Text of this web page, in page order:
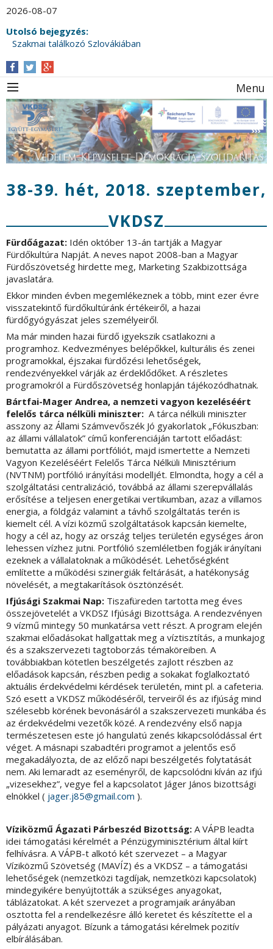
2026-08-07
Utolsó bejegyzés:
Szakmai találkozó Szlovákiában
Menu
38-39. hét, 2018. szeptember,
VKDSZ
Fürdőágazat: Idén október 13-án tartják a Magyar
Fürdőkultúra Napját. A neves napot 2008-ban a Magyar
Fürdőszövetség hirdette meg, Marketing Szakbizottsága
javaslatára.
Ekkor minden évben megemlékeznek a több, mint ezer évre
visszatekintő fürdőkultúránk értékeiről, a hazai
fürdőgyógyászat jeles személyeiről.
Ma már minden hazai fürdő igyekszik csatlakozni a
programhoz. Kedvezményes belépőkkel, kulturális és zenei
programokkal, éjszakai fürdőzési lehetőségek,
rendezvényekkel várják az érdeklődőket. A részletes
programokról a Fürdőszövetség honlapján tájékozódhatnak.
Bártfai-Mager Andrea, a nemzeti vagyon kezeléséért
felelős tárca nélküli miniszter: A tárca nélküli miniszter
asszony az Állami Számvevőszék Jó gyakorlatok „Fókuszban:
az állami vállalatok” című konferenciáján tartott előadást:
bemutatta az állami portfóliót, majd ismertette a Nemzeti
Vagyon Kezeléséért Felelős Tárca Nélküli Minisztérium
(NVTNM) portfólió irányítási modelljét. Elmondta, hogy a cél a
szolgáltatási centralizáció, továbbá az állami szerepvállalás
erősítése a teljesen energetikai vertikumban, azaz a villamos
energia, a földgáz valamint a távhő szolgáltatás terén is
kiemelt cél. A vízi közmű szolgáltatások kapcsán kiemelte,
hogy a cél az, hogy az ország teljes területén egységes áron
lehessen vízhez jutni. Portfólió szemléletben fogják irányítani
ezeknek a vállalatoknak a működését. Lehetőségként
említette a működési szinergiák feltárását, a hatékonyság
növelését, a megtakarítások ösztönzését.
Ifjúsági Szakmai Nap: Tiszafüreden tartotta meg éves
összejövetelét a VKDSZ Ifjúsági Bizottsága. A rendezvényen
9 vízmű mintegy 50 munkatársa vett részt. A program elején
szakmai előadásokat hallgattak meg a víztisztítás, a munkajog
és a szakszervezeti tagtoborzás témaköreiben. A
továbbiakban kötetlen beszélgetés zajlott részben az
előadások kapcsán, részben pedig a sokakat foglalkoztató
aktuális érdekvédelmi kérdések területén, mint pl. a cafeteria.
Szó esett a VKDSZ működéséről, terveiről és az ifjúság mind
szélesebb körének bevonásáról a szakszervezeti munkába és
az érdekvédelmi vezetők közé. A rendezvény első napja
természetesen este jó hangulatú zenés kikapcsolódással ért
véget. A másnapi szabadtéri programot a jelentős eső
megakadályozta, de az előző napi beszélgetés folytatását
nem. Aki lemaradt az eseményről, de kapcsolódni kíván az ifjú
„vizesekhez”, vegye fel a kapcsolatot Jáger János bizottsági
elnökkel ( jager.j85@gmail.com ).
Víziközmű Ágazati Párbeszéd Bizottság: A VÁPB leadta
idei támogatási kérelmét a Pénzügyminisztérium által kiírt
felhívásra. A VÁPB-t alkotó két szervezet – a Magyar
Víziközmű Szövetség (MAVÍZ) és a VKDSZ – a támogatási
lehetőségek (nemzetközi tagdíjak, nemzetközi kapcsolatok)
mindegyikére benyújtották a szükséges anyagokat,
táblázatokat. A két szervezet a programjaik arányában
osztotta fel a rendelkezésre álló keretet és készítette el a
pályázati anyagot. Bízunk a támogatási kérelmek pozitív
elbírálásában.